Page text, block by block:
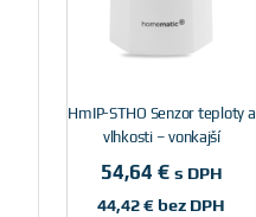
HmIP-STHO Senzor teploty a
vlhkosti – vonkajší
54,64 € s DPH
44,42€ bez DPH